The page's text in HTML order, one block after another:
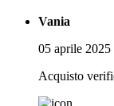
Vania
05 aprile 2025
Acquisto